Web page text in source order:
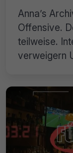
Anna’s
Offensive.
teilweise.
verweigern